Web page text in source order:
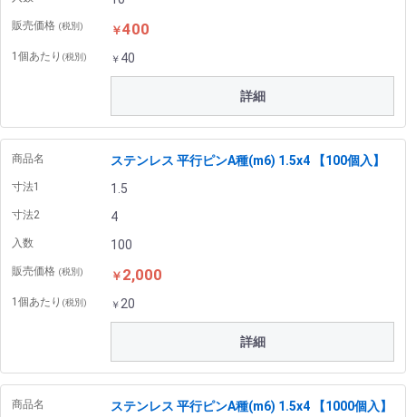
販売価格 (税別) ￥400
1個あたり (税別) ￥ 40
詳細
商品名 ステンレス 平行ピンA種(m6) 1.5x4 【100個入】
寸法1 1.5
寸法2 4
入数 100
販売価格 (税別) ￥ 2,000
1個あたり (税別) ￥20
詳細
商品名 ステンレス 平行ピンA種(m6) 1.5x4 【1000個入】